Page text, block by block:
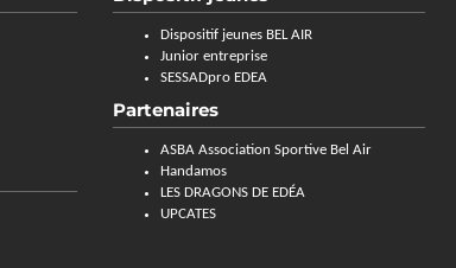
Dispositif jeunes BEL AIR
Junior entreprise
SESSADpro EDEA
Partenaires
ASBA Association Sportive Bel Air
Handamos
LES DRAGONS DE EDÉA
UPCATES